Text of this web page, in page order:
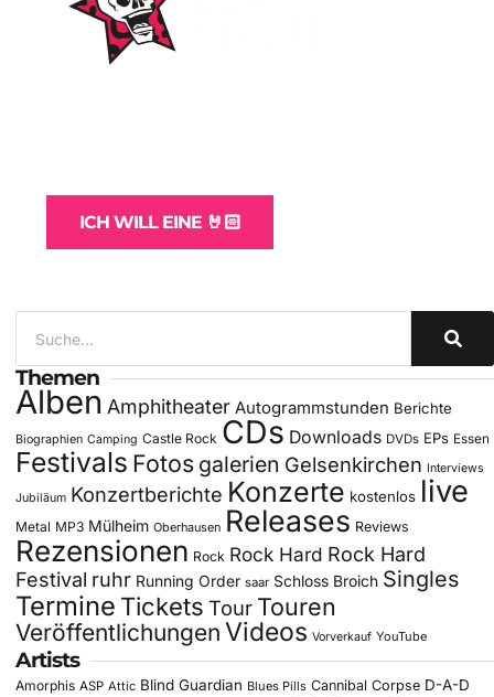
ICH WILL EINE 🤘🏻
Themen
Alben Amphitheater Autogrammstunden Berichte
Biographien Camping Castle Rock CDs Downloads DVDs EPs Essen
Festivals Fotos galerien Gelsenkirchen Interviews
Jubiläum Konzertberichte Konzerte kostenlos live
Metal MP3 Mülheim Oberhausen Releases Reviews
Rezensionen Rock Rock Hard Rock Hard
Festival ruhr Running Order saar Schloss Broich Singles
Termine Tickets Tour Touren
Veröffentlichungen Videos Vorverkauf YouTube
Artists
Amorphis ASP Attic Blind Guardian Blues Pills Cannibal Corpse D-A-D